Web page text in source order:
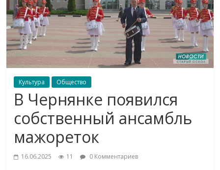
Культура Общество
В Чернянке появился
собственный ансамбль
мажореток
16.06.2025 11 0 Комментариев